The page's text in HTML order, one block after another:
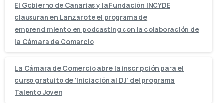
El Gobierno de Canarias y la Fundación INCYDE
clausuran en Lanzarote el programa de
emprendimiento en podcasting con la colaboración de
la Cámara de Comercio
La Cámara de Comercio abre la inscripción para el
curso gratuito de ‘Iniciación al DJ’ del programa
Talento Joven